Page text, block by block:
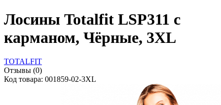
Лосины Totalfit LSP311 с
карманом, Чёрные, 3XL
TOTALFIT
Отзывы (0)
Код товара: 001859-02-3XL